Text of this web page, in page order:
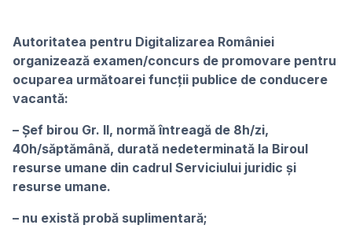
Autoritatea pentru Digitalizarea României
organizează examen/concurs de promovare pentru
ocuparea următoarei funcții publice de conducere
vacantă:
– Șef birou Gr. II, normă întreagă de 8h/zi,
40h/săptămână, durată nedeterminată la Biroul
resurse umane din cadrul Serviciului juridic și
resurse umane.
– nu există probă suplimentară;